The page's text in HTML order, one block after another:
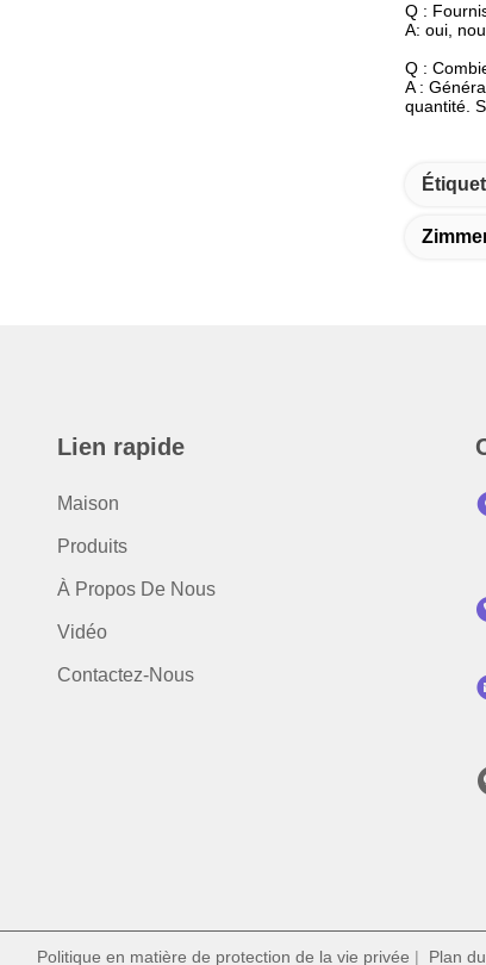
Q :
A: oui,
Q :
A :
quantité.
Lien rapide
Maison
Produits
À Propos De Nous
Vidéo
Contactez-Nous
Politique en matière de protection de la vie privée | Plan